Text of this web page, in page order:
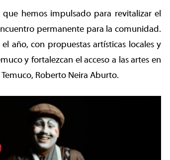
hemos impulsado para revitalizar el
permanente para la comunidad.
año, con propuestas artísticas locales y
y fortalezcan el acceso a las artes en
Roberto Neira Aburto.